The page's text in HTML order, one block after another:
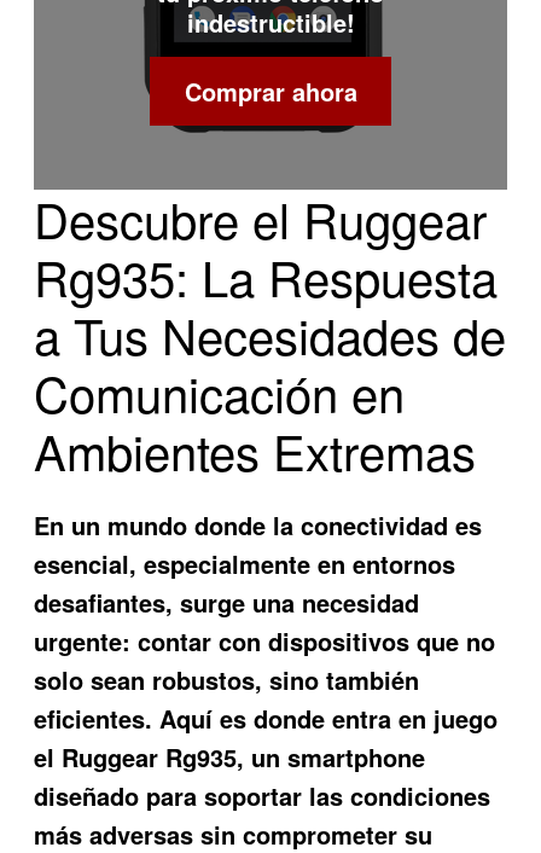
indestructible!
Comprar ahora
Descubre el Ruggear
Rg935: La Respuesta
a Tus Necesidades de
Comunicación en
Ambientes Extremas
En un mundo donde la conectividad es
esencial, especialmente en entornos
desafiantes, surge una necesidad
urgente: contar con dispositivos que no
solo sean robustos, sino también
eficientes. Aquí es donde entra en juego
el Ruggear Rg935, un smartphone
diseñado para soportar las condiciones
más adversas sin comprometer su